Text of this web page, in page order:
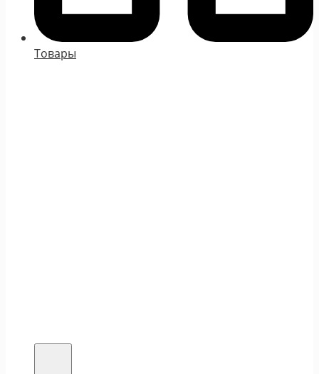
Товары